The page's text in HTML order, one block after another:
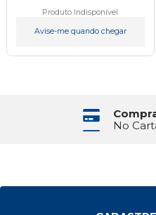
Produto Indisponível
Avise-me quando chegar
No